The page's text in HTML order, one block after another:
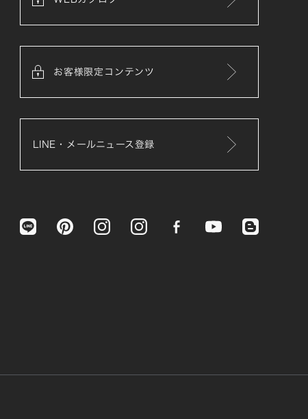
お客様限定コンテンツ
LINE・メールニュース登録